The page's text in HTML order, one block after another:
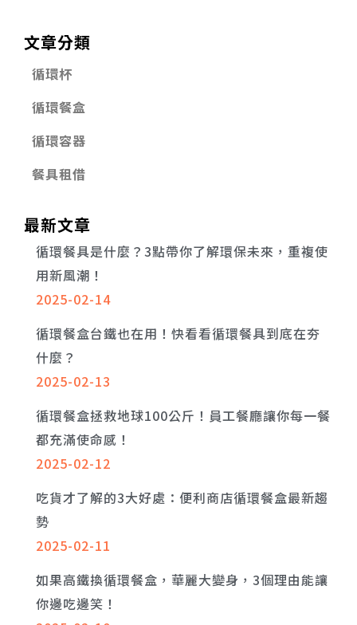
文章分類
循環杯
循環餐盒
循環容器
餐具租借
最新文章
循環餐具是什麼？3點帶你了解環保未來，重複使
用新風潮！
2025-02-14
循環餐盒台鐵也在用！快看看循環餐具到底在夯
什麼？
2025-02-13
循環餐盒拯救地球100公斤！員工餐廳讓你每一餐
都充滿使命感！
2025-02-12
吃貨才了解的3大好處：便利商店循環餐盒最新趨
勢
2025-02-11
如果高鐵換循環餐盒，華麗大變身，3個理由能讓
你邊吃邊笑！